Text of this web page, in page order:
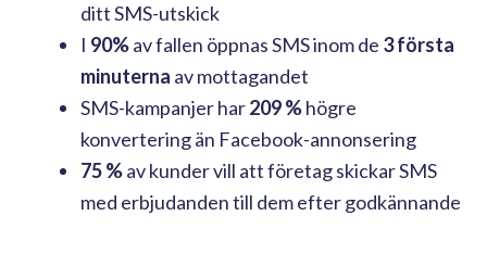
ditt SMS-utskick
I 90%av fallen öppnas SMS inom de 3 första
minuterna av mottagandet
SMS-kampanjer har209 %högre
konvertering än Facebook-annonsering
75 %av kunder vill att företag skickar SMS
med erbjudanden till dem efter godkännande